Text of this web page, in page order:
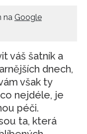
na Google
váš šatník a
dnech,
však ty
nejdéle, je
péči.
ta, která